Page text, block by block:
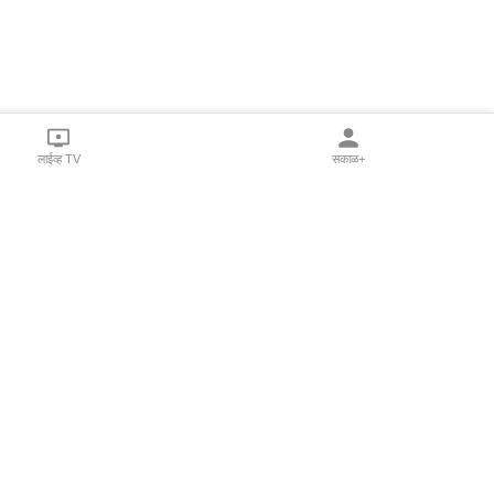
लाईव्ह TV सकाळ+